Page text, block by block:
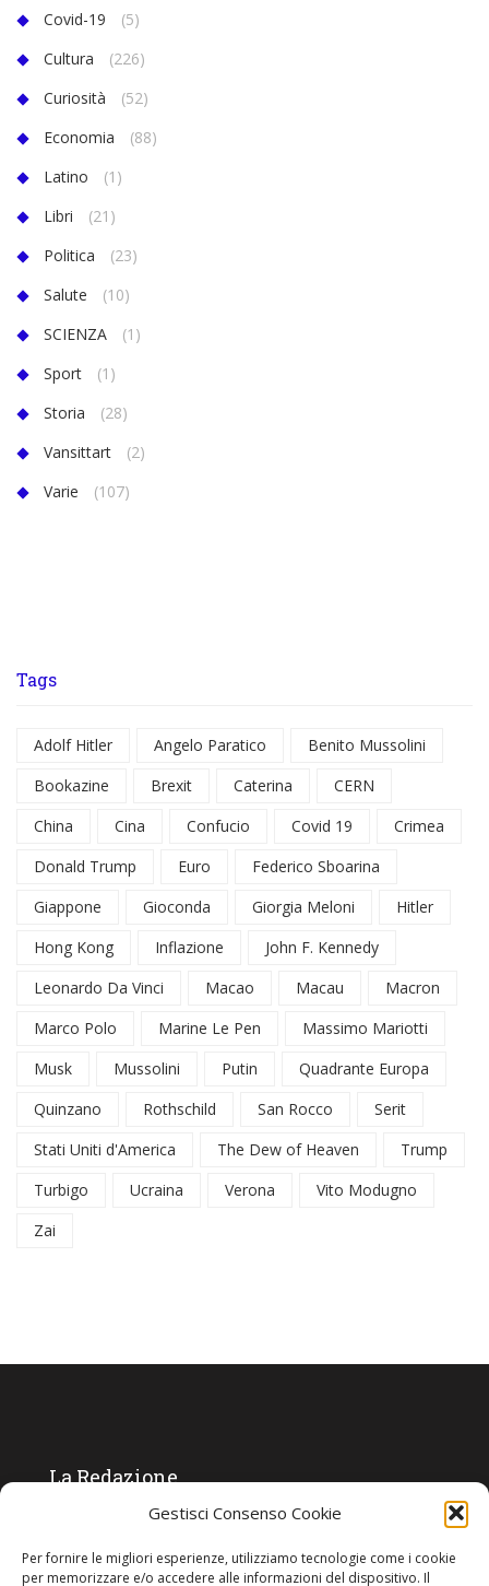
Gestisci Consenso Cookie
Per fornire le migliori esperienze, utilizziamo tecnologie come i cookie
per memorizzare e/o accedere alle informazioni del dispositivo. Il
Covid-19
(5)
Cultura
(226)
Curiosità
(52)
Economia
(88)
Latino
(1)
Libri
(21)
Politica
(23)
Salute
(10)
SCIENZA
(1)
Sport
(1)
Storia
(28)
Vansittart
(2)
Varie
(107)
Tags
Adolf Hitler Angelo Paratico
Benito Mussolini
Bookazine
Brexit Caterina
CERN
China
Cina Confucio Covid 19
Crimea
Donald Trump
Euro
Federico Sboarina
Giappone
Gioconda Giorgia Meloni
Hitler
Hong Kong
Inflazione
John F. Kennedy
Leonardo Da Vinci
Macao Macau
Macron
Marco Polo
Marine Le Pen
Massimo Mariotti
Musk
Mussolini Putin
Quadrante Europa
Quinzano
Rothschild San Rocco
Serit
Stati Uniti d'America
The Dew of Heaven
Trump
Turbigo
Ucraina Verona
Vito Modugno
Zai
La Redazione
Critica Letteraria:Ambrogio Bianchi